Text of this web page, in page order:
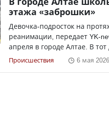
этажа «заброшки»
Девочка-подросток на
реанимации, передает YK-
апреля в городе Алтае. В тот
Происшествия 6 мая